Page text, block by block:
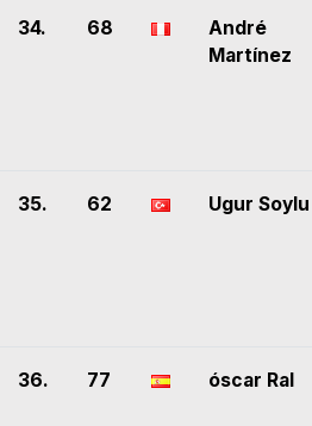
34. 68
André
Martínez
35. 62 Ugur Soylu
36. 77 óscar Ral